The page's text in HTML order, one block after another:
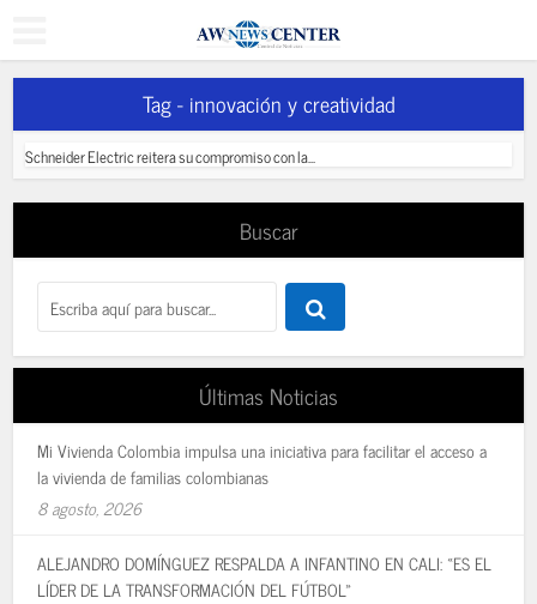
Tag - innovación y creatividad
Schneider Electric reitera su compromiso con la...
Buscar
Últimas Noticias
Mi Vivienda Colombia impulsa una iniciativa para facilitar el acceso a
la vivienda de familias colombianas
8 agosto, 2026
ALEJANDRO DOMÍNGUEZ RESPALDA A INFANTINO EN CALI: «ES EL
LÍDER DE LA TRANSFORMACIÓN DEL FÚTBOL»